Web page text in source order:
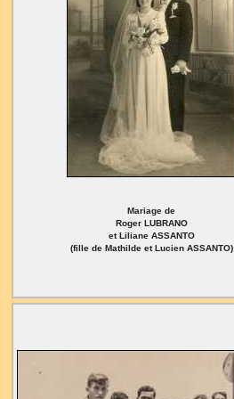
Mariage de
Roger LUBRANO
et Liliane ASSANTO
(fille de Mathilde et Lucien ASSANTO)